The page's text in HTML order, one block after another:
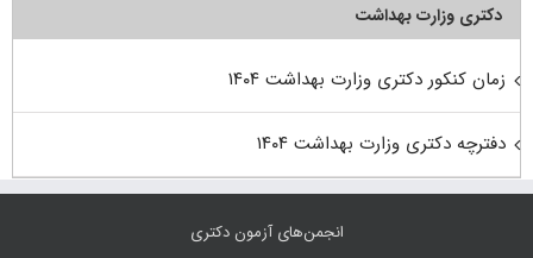
دکتری وزارت بهداشت
زمان کنکور دکتری وزارت بهداشت ۱۴۰۴
دفترچه دکتری وزارت بهداشت ۱۴۰۴
انجمن‌های آزمون دکتری